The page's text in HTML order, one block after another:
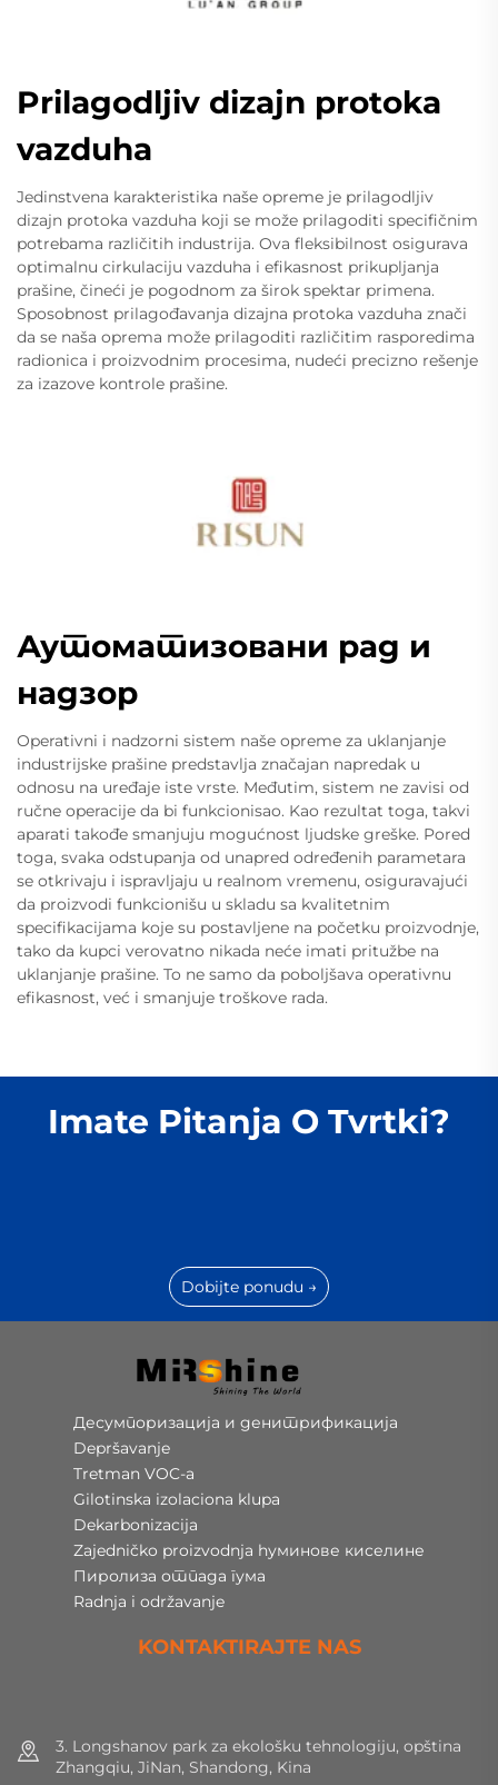
Prilagodljiv dizajn protoka
vazduha
Jedinstvena karakteristika naše opreme je prilagodljiv
dizajn protoka vazduha koji se može prilagoditi specifičnim
potrebama različitih industrija. Ova fleksibilnost osigurava
optimalnu cirkulaciju vazduha i efikasnost prikupljanja
prašine, čineći je pogodnom za širok spektar primena.
Sposobnost prilagođavanja dizajna protoka vazduha znači
da se naša oprema može prilagoditi različitim rasporedima
radionica i proizvodnim procesima, nudeći precizno rešenje
za izazove kontrole prašine.
Аутоматизовани рад и
надзор
Operativni i nadzorni sistem naše opreme za uklanjanje
industrijske prašine predstavlja značajan napredak u
odnosu na uređaje iste vrste. Međutim, sistem ne zavisi od
ručne operacije da bi funkcionisao. Kao rezultat toga, takvi
aparati takođe smanjuju mogućnost ljudske greške. Pored
toga, svaka odstupanja od unapred određenih parametara
se otkrivaju i ispravljaju u realnom vremenu, osiguravajući
da proizvodi funkcionišu u skladu sa kvalitetnim
specifikacijama koje su postavljene na početku proizvodnje,
tako da kupci verovatno nikada neće imati pritužbe na
uklanjanje prašine. To ne samo da poboljšava operativnu
efikasnost, već i smanjuje troškove rada.
Imate Pitanja O Tvrtki?
Dobijte ponudu →
Десумпоризација и денитрификација
Depršavanje
Tretman VOC-a
Gilotinska izolaciona klupa
Dekarbonizacija
Zajedničko proizvodnja hуминове киселине
Пиролиза отпада гума
Radnja i održavanje
KONTAKTIRAJTE NAS
3. Longshanov park za ekološku tehnologiju, opština
Zhangqiu, JiNan, Shandong, Kina